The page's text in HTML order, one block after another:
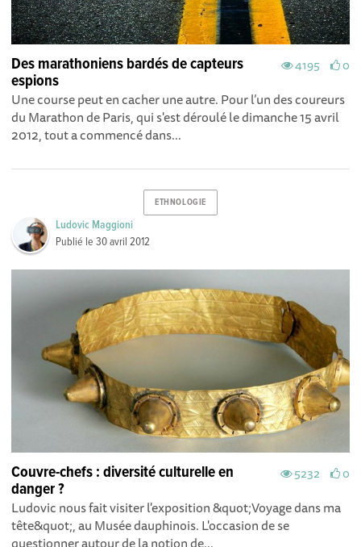
4195 0
Des marathoniens bardés de capteurs
espions
Une course peut en cacher une autre. Pour l’un des coureurs
du Marathon de Paris, qui s'est déroulé le dimanche 15 avril
2012, tout a commencé dans...
ETHNOLOGIE
Ludovic Maggioni
Publié le30 avril 2012
5232 0
Couvre-chefs : diversité culturelle en
danger ?
Ludovic nous fait visiter l'exposition &quot;Voyage dans ma
tête&quot;, au Musée dauphinois. L'occasion de se
questionner autour de la notion de...